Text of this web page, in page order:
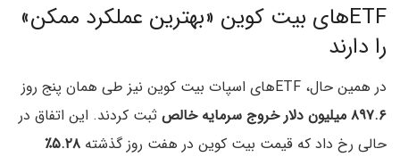
ETFهای بیت کوین «بهترین عملکرد ممکن»
را دارند
در همین حال، ETFهای اسپات بیت کوین نیز طی همان پنج روز
۸۹۷.۶ میلیون دلار خروج سرمایه خالص
ثبت کردند. این اتفاق در
حالی رخ داد که قیمت بیت کوین در هفت روز گذشته
۵.۲۸٪